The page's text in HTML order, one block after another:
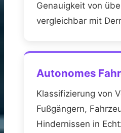
Genauigkeit von
vergleichbar mit
Autonomes
Klassifizierung von
Fußgängern,
Hindernissen in